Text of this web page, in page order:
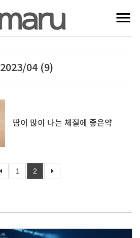
2023/04 (9)
땀이 많이 나는 체질에 좋은약
1 2